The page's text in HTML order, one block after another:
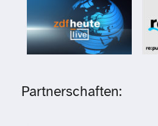
Partnerschaften: